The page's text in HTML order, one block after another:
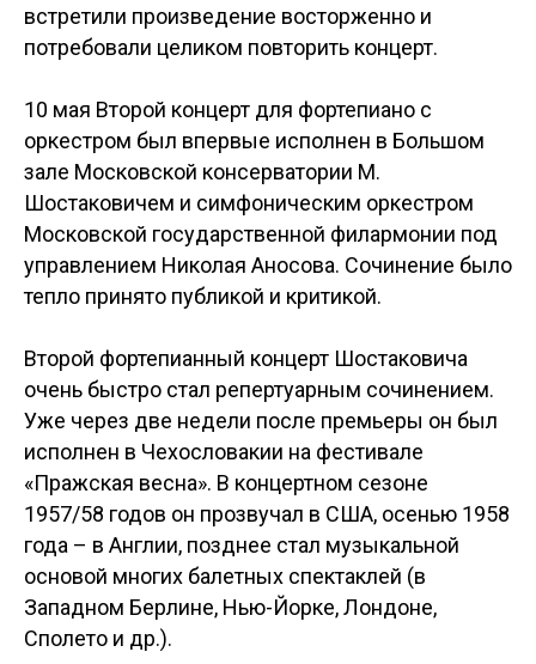
встретили произведение восторженно и
потребовали целиком повторить концерт.
10 мая Второй концерт для фортепиано с
оркестром был впервые исполнен в Большом
зале Московской консерватории М.
Шостаковичем и симфоническим оркестром
Московской государственной филармонии под
управлением Николая Аносова. Сочинение было
тепло принято публикой и критикой.
Второй фортепианный концерт Шостаковича
очень быстро стал репертуарным сочинением.
Уже через две недели после премьеры он был
исполнен в Чехословакии на фестивале
«Пражская весна». В концертном сезоне
1957/58 годов он прозвучал в США, осенью 1958
года – в Англии, позднее стал музыкальной
основой многих балетных спектаклей (в
Западном Берлине, Нью-Йорке, Лондоне,
Сполето и др.).